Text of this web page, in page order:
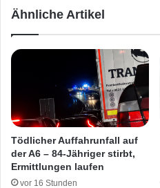
s
m
t
ß
–
e
e
n
a
u
Ähnliche Artikel
Tödlicher Auffahrunfall auf
der A6 – 84-Jähriger stirbt,
Ermittlungen laufen
vor 16 Stunden